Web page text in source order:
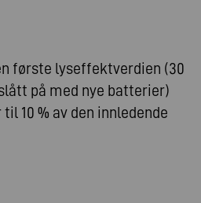
første lyseffektverdien (30
på med nye batterier)
10 % av den innledende